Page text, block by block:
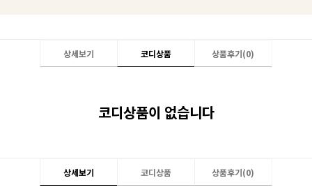
상세보기 코디상품 상품후기(0)
코디상품이 없습니다
상세보기 코디상품 상품후기(0)